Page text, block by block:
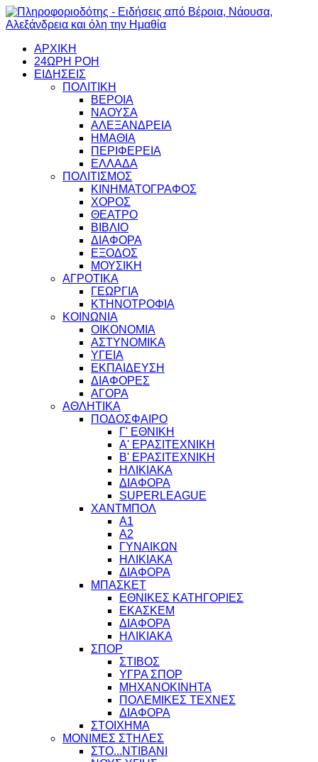
ΑΡΧΙΚΗ
24ΩΡΗ ΡΟΗ
ΕΙΔΗΣΕΙΣ
ΠΟΛΙΤΙΚΗ
ΒΕΡΟΙΑ
ΝΑΟΥΣΑ
ΑΛΕΞΑΝΔΡΕΙΑ
ΗΜΑΘΙΑ
ΠΕΡΙΦΕΡΕΙΑ
ΕΛΛΑΔΑ
ΠΟΛΙΤΙΣΜΟΣ
ΚΙΝΗΜΑΤΟΓΡΑΦΟΣ
ΧΟΡΟΣ
ΘΕΑΤΡΟ
ΒΙΒΛΙΟ
ΔΙΑΦΟΡΑ
ΕΞΟΔΟΣ
ΜΟΥΣΙΚΗ
ΑΓΡΟΤΙΚΑ
ΓΕΩΡΓΙΑ
ΚΤΗΝΟΤΡΟΦΙΑ
ΚΟΙΝΩΝΙΑ
ΟΙΚΟΝΟΜΙΑ
ΑΣΤΥΝΟΜΙΚΑ
ΥΓΕΙΑ
ΕΚΠΑΙΔΕΥΣΗ
ΔΙΑΦΟΡΕΣ
ΑΓΟΡΑ
ΑΘΛΗΤΙΚΑ
ΠΟΔΟΣΦΑΙΡΟ
Γ' ΕΘΝΙΚΗ
Α' ΕΡΑΣΙΤΕΧΝΙΚΗ
Β' ΕΡΑΣΙΤΕΧΝΙΚΗ
ΗΛΙΚΙΑΚΑ
ΔΙΑΦΟΡΑ
SUPERLEAGUE
ΧΑΝΤΜΠΟΛ
Α1
Α2
ΓΥΝΑΙΚΩΝ
ΗΛΙΚΙΑΚΑ
ΔΙΑΦΟΡΑ
ΜΠΑΣΚΕΤ
ΕΘΝΙΚΕΣ ΚΑΤΗΓΟΡΙΕΣ
ΕΚΑΣΚΕΜ
ΔΙΑΦΟΡΑ
ΗΛΙΚΙΑΚΑ
ΣΠΟΡ
ΣΤΙΒΟΣ
ΥΓΡΑ ΣΠΟΡ
ΜΗΧΑΝΟΚΙΝΗΤΑ
ΠΟΛΕΜΙΚΕΣ ΤΕΧΝΕΣ
ΔΙΑΦΟΡΑ
ΣΤΟΙΧΗΜΑ
ΜΟΝΙΜΕΣ ΣΤΗΛΕΣ
ΣΤΟ...ΝΤΙΒΑΝΙ